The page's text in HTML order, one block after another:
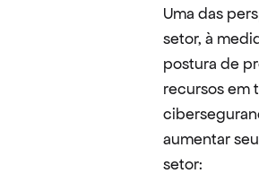
Uma das
setor, à
postura de
recursos em
aumentar
setor: